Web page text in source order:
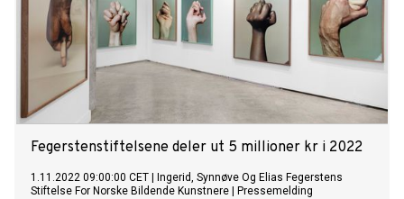
Fegerstenstiftelsene deler ut 5 millioner kr i 2022
1.11.2022 09:00:00 CET
Ingerid, Synnøve Og Elias Fegerstens
Stiftelse For Norske Bildende Kunstnere
Pressemelding